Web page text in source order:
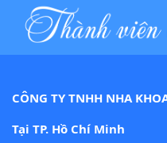
CÔNG TY TNHH NHA
Tại TP. Hồ Chí Minh